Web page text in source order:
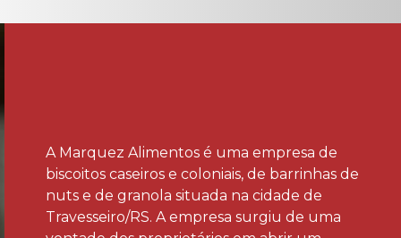
A Marquez Alimentos é uma empresa de
biscoitos caseiros e coloniais, de barrinhas de
nuts e de granola situada na cidade de
Travesseiro/RS. A empresa surgiu de uma